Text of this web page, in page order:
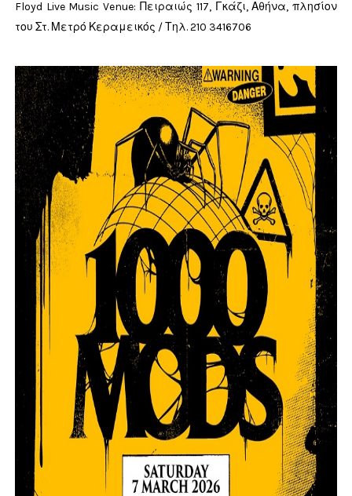
Floyd Live Music Venue: Πειραιώς 117, Γκάζι, Αθήνα, πλησίον
του Στ. Μετρό Κεραμεικός / Τηλ. 210 3416706